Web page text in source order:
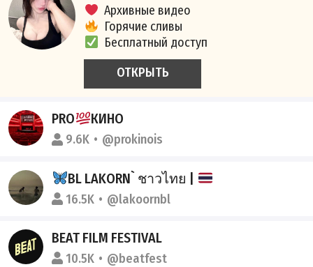
Архивные видео
Горячие сливы
Бесплатный доступ
ОТКРЫТЬ
PRO КИНО
9.6K @prokinois
BL LAKORN` ชาวไทย |
16.5K @lakoornbl
BEAT FILM FESTIVAL
10.5K @beatfest